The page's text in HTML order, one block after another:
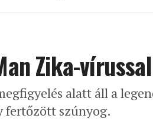
Zika-
alatt áll a
fertőzött szúnyog.